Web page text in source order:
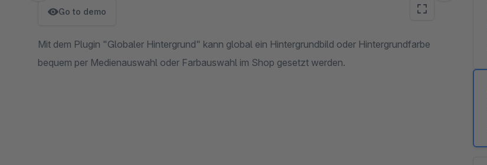
Go to demo
Mit dem Plugin "Globaler Hintergrund" kann global ein Hintergrundbild oder Hintergrundfarbe
bequem per Medienauswahl oder Farbauswahl im Shop gesetzt werden.